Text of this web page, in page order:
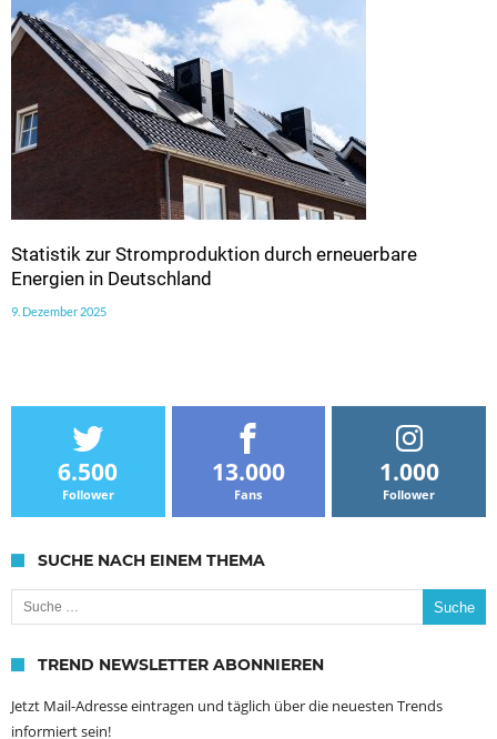
Statistik zur Stromproduktion durch erneuerbare
Energien in Deutschland
9. Dezember 2025
6.500
Follower
13.000
Fans
1.000
Follower
SUCHE NACH EINEM THEMA
Suche nach:
TREND NEWSLETTER ABONNIEREN
Jetzt Mail-Adresse eintragen und täglich über die neuesten Trends
informiert sein!